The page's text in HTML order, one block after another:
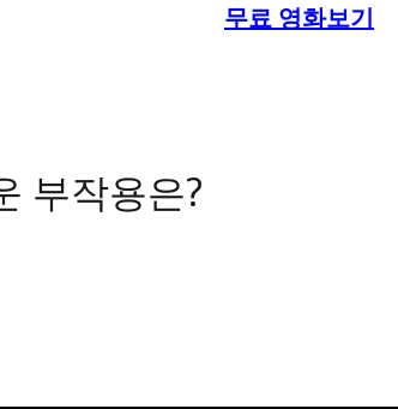
무료 영화보기
부작용은?